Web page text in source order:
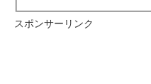
スポンサーリンク